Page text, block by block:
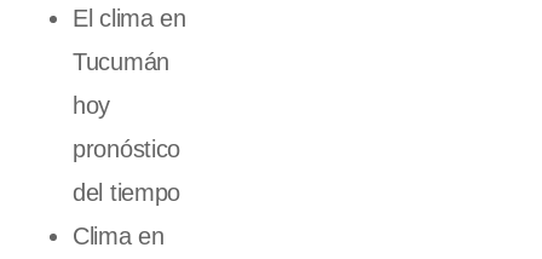
El clima en
Tucumán
hoy
pronóstico
del tiempo
Clima en